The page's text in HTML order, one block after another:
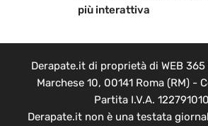
più interattiva
Derapate.it di proprietà di WEB 365
Marchese 10, 00141 Roma (RM) -
Partita I.V.A.
Derapate.it non è una testata